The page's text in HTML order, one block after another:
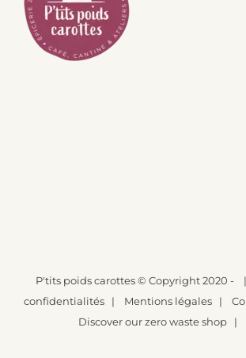
P'tits poids carottes© Copyright 2020 -
confidentialités | Mentions légales |
Discover our zero waste shop |